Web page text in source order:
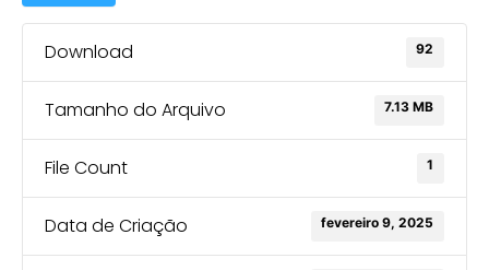
Download 92
Tamanho do Arquivo 7.13 MB
File Count 1
Data de Criação fevereiro 9, 2025